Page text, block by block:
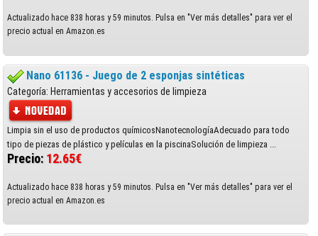
Actualizado hace 838 horas y 59 minutos. Pulsa en "Ver más detalles" para ver el
precio actual en Amazon.es
Nano 61136 - Juego de 2 esponjas sintéticas
Categoría: Herramientas y accesorios de limpieza
Limpia sin el uso de productos químicosNanotecnologíaAdecuado para todo
tipo de piezas de plástico y películas en la piscinaSolución de limpieza ...
Precio: 12.65€
Actualizado hace 838 horas y 59 minutos. Pulsa en "Ver más detalles" para ver el
precio actual en Amazon.es